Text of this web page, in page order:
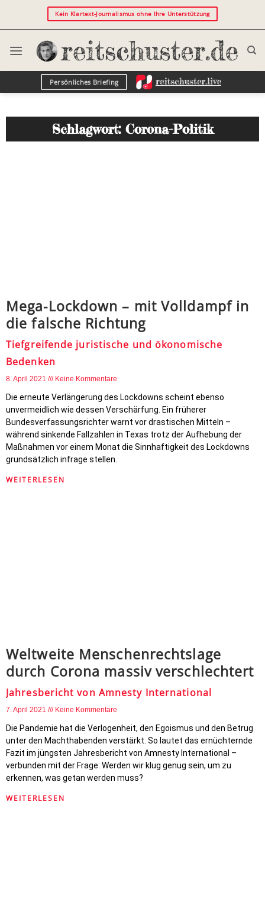
Kein Klartext-Journalismus ohne Ihre Unterstützung
Persönliches Briefing
Schlagwort: Corona-Politik
Mega-Lockdown – mit Volldampf in
die falsche Richtung
Tiefgreifende juristische und ökonomische
Bedenken
8. April 2021 Keine Kommentare
Die erneute Verlängerung des Lockdowns scheint ebenso
unvermeidlich wie dessen Verschärfung. Ein früherer
Bundesverfassungsrichter warnt vor drastischen Mitteln –
während sinkende Fallzahlen in Texas trotz der Aufhebung der
Maßnahmen vor einem Monat die Sinnhaftigkeit des Lockdowns
grundsätzlich infrage stellen.
WEITERLESEN
Weltweite Menschenrechtslage
durch Corona massiv verschlechtert
Jahresbericht von Amnesty International
7. April 2021 Keine Kommentare
Die Pandemie hat die Verlogenheit, den Egoismus und den Betrug
unter den Machthabenden verstärkt. So lautet das ernüchternde
Fazit im jüngsten Jahresbericht von Amnesty International –
verbunden mit der Frage: Werden wir klug genug sein, um zu
erkennen, was getan werden muss?
WEITERLESEN